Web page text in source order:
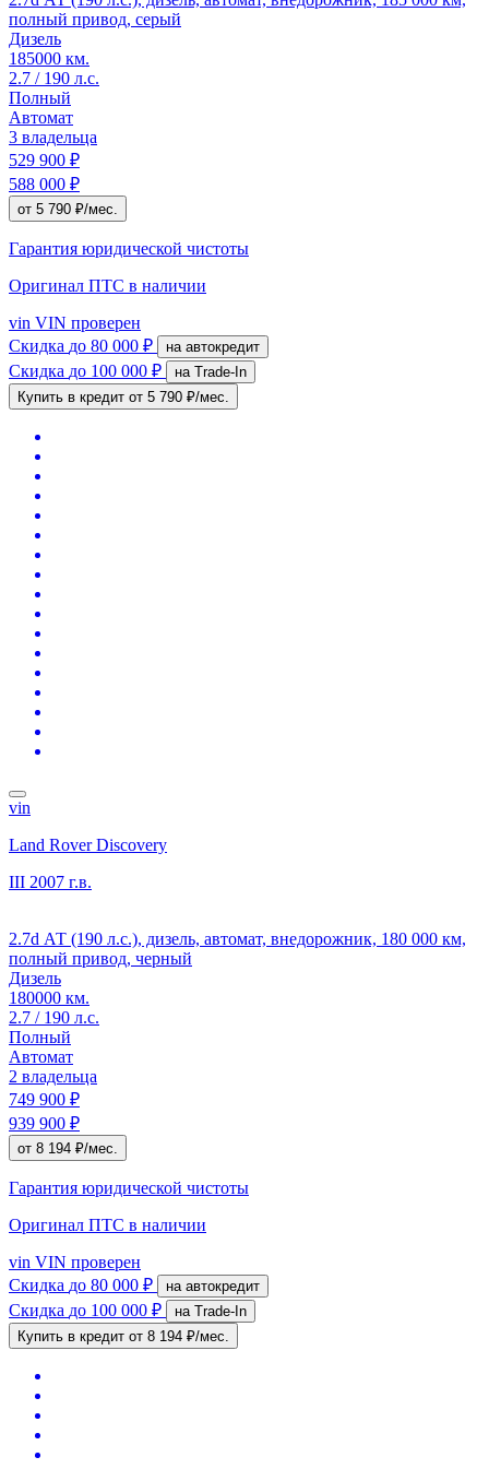
полный привод, серый
Дизель
185000 км.
2.7 / 190 л.с.
Полный
Автомат
3 владельца
529 900 ₽
588 000 ₽
от 5 790 ₽/мес.
Гарантия юридической чистоты
Оригинал ПТС в наличии
vin VIN проверен
Скидка до 80 000 ₽ на автокредит
Скидка до 100 000 ₽
на Trade-In
Купить в кредит от 5 790 ₽/мес.
vin
Land Rover Discovery
III 2007 г.в.
2.7d АТ (190 л.с.), дизель, автомат, внедорожник, 180 000 км,
полный привод, черный
Дизель
180000 км.
2.7 / 190 л.с.
Полный
Автомат
2 владельца
749 900 ₽
939 900 ₽
от 8 194 ₽/мес.
Гарантия юридической чистоты
Оригинал ПТС в наличии
vin VIN проверен
Скидка до 80 000 ₽ на автокредит
Скидка до 100 000 ₽
на Trade-In
Купить в кредит от 8 194 ₽/мес.